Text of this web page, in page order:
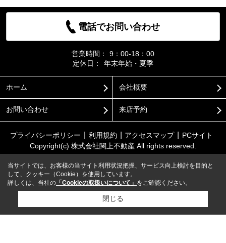
電話でお問い合わせ
営業時間：
9：00-18：00
定休日：
年末年始・夏季
ホーム 会社概要
お問い合わせ 来店予約
プライバシーポリシー 利用規約 アクセスマップ
PCサイト
Copyright(c) 株式会社関上不動産 All rights reserved.
当サイトでは、お客様の当サイト利用状況把握、サービス向上検討を目的と
して、クッキー（Cookie）を使用しています。
詳しくは、当社の 「Cookieの取扱いについて」 をご確認ください。
閉じる